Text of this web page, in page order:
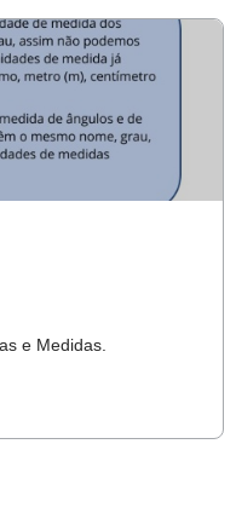
e Medidas.